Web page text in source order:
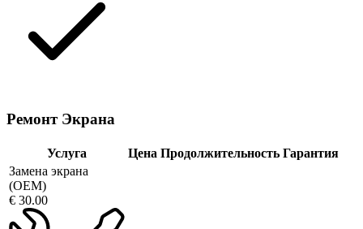
Ремонт Экрана
Услуга Цена Продолжительность Гарантия
Замена экрана
(OEM)
€ 30.00